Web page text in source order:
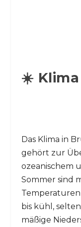
☀️ Klima
Das Klima in
gehört zur
ozeanischem
Sommer sind
Temperaturen
bis kühl,
mäßige